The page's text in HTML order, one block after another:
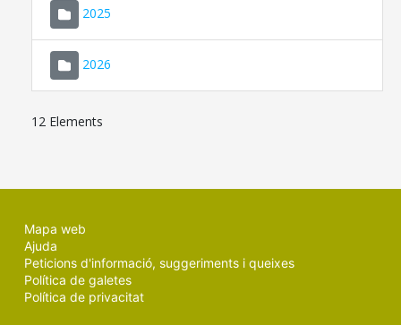
2025
2026
12 Elements
Mapa web
Ajuda
Peticions d'informació, suggeriments i queixes
Política de galetes
Política de privacitat